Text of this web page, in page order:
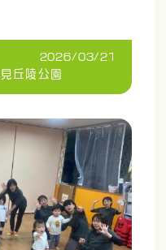
2026/03/21
丘陵公園